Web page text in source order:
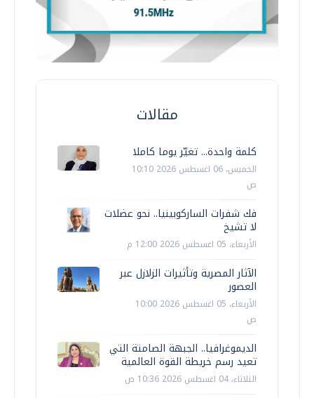
مقالات
كلمة واحدة... تغيّر يوما كاملا
الخميس، 06 اغسطس 2026 10:10
ص
فك شفرات الساركوبينيا.. نحو عضلات
لا تشيخ
الأربعاء، 05 اغسطس 2026 12:00 م
الآثار المصرية وتأثيرات الزلازل عبر
العصور
الأربعاء، 05 اغسطس 2026 10:00
ص
الديموغرافيا.. الجبهة الصامتة التي
تعيد رسم خريطة القوة العالمية
الثلاثاء، 04 اغسطس 2026 10:36 ص